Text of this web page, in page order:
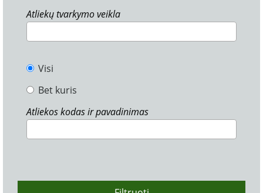
Atliekų tvarkymo veikla
Visi
Bet kuris
Atliekos kodas ir pavadinimas